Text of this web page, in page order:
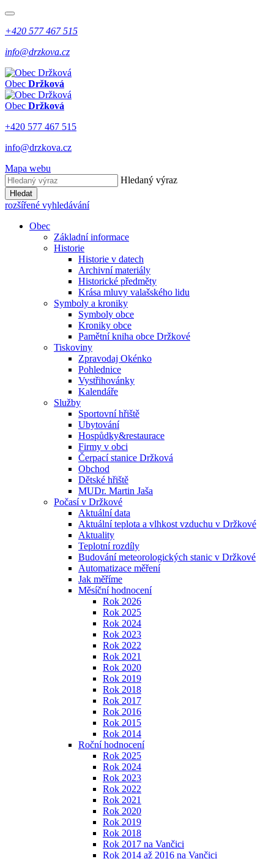
+420 577 467 515
info@drzkova.cz
Obec Držková
Obec Držková
+420 577 467 515
info@drzkova.cz
Mapa webu
Hledaný výraz
Hledat
rozšířené vyhledávání
Obec
Základní informace
Historie
Historie v datech
Archivní materiály
Historické předměty
Krása mluvy valašského lidu
Symboly a kroniky
Symboly obce
Kroniky obce
Pamětní kniha obce Držkové
Tiskoviny
Zpravodaj Okénko
Pohlednice
Vystřihovánky
Kalendáře
Služby
Sportovní hřiště
Ubytování
Hospůdky&restaurace
Firmy v obci
Čerpací stanice Držková
Obchod
Dětské hřiště
MUDr. Martin Jaša
Počasí v Držkové
Aktuální data
Aktuální teplota a vlhkost vzduchu v Držkové
Aktuality
Teplotní rozdíly
Budování meteorologických stanic v Držkové
Automatizace měření
Jak měříme
Měsíční hodnocení
Rok 2026
Rok 2025
Rok 2024
Rok 2023
Rok 2022
Rok 2021
Rok 2020
Rok 2019
Rok 2018
Rok 2017
Rok 2016
Rok 2015
Rok 2014
Roční hodnocení
Rok 2025
Rok 2024
Rok 2023
Rok 2022
Rok 2021
Rok 2020
Rok 2019
Rok 2018
Rok 2017 na Vančici
Rok 2014 až 2016 na Vančici